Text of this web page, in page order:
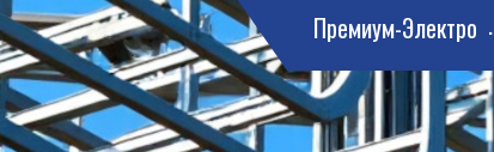
Премиум-Электро